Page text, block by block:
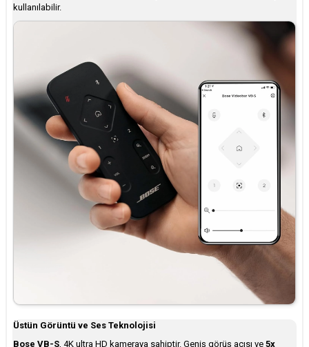
kullanılabilir.
Üstün Görüntü ve Ses Teknolojisi
Bose VB-S , 4K ultra HD kameraya sahiptir. Geniş görüş açısı ve 5x